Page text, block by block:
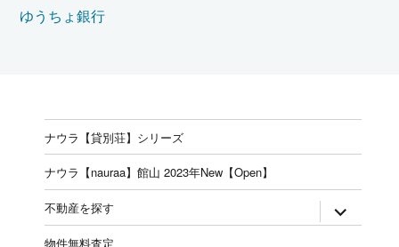
ゆうちょ銀行
ナウラ【貸別荘】シリーズ
ナウラ【nauraa】館山 2023年New【Open】
不動産を探す expand
child
物件無料査定